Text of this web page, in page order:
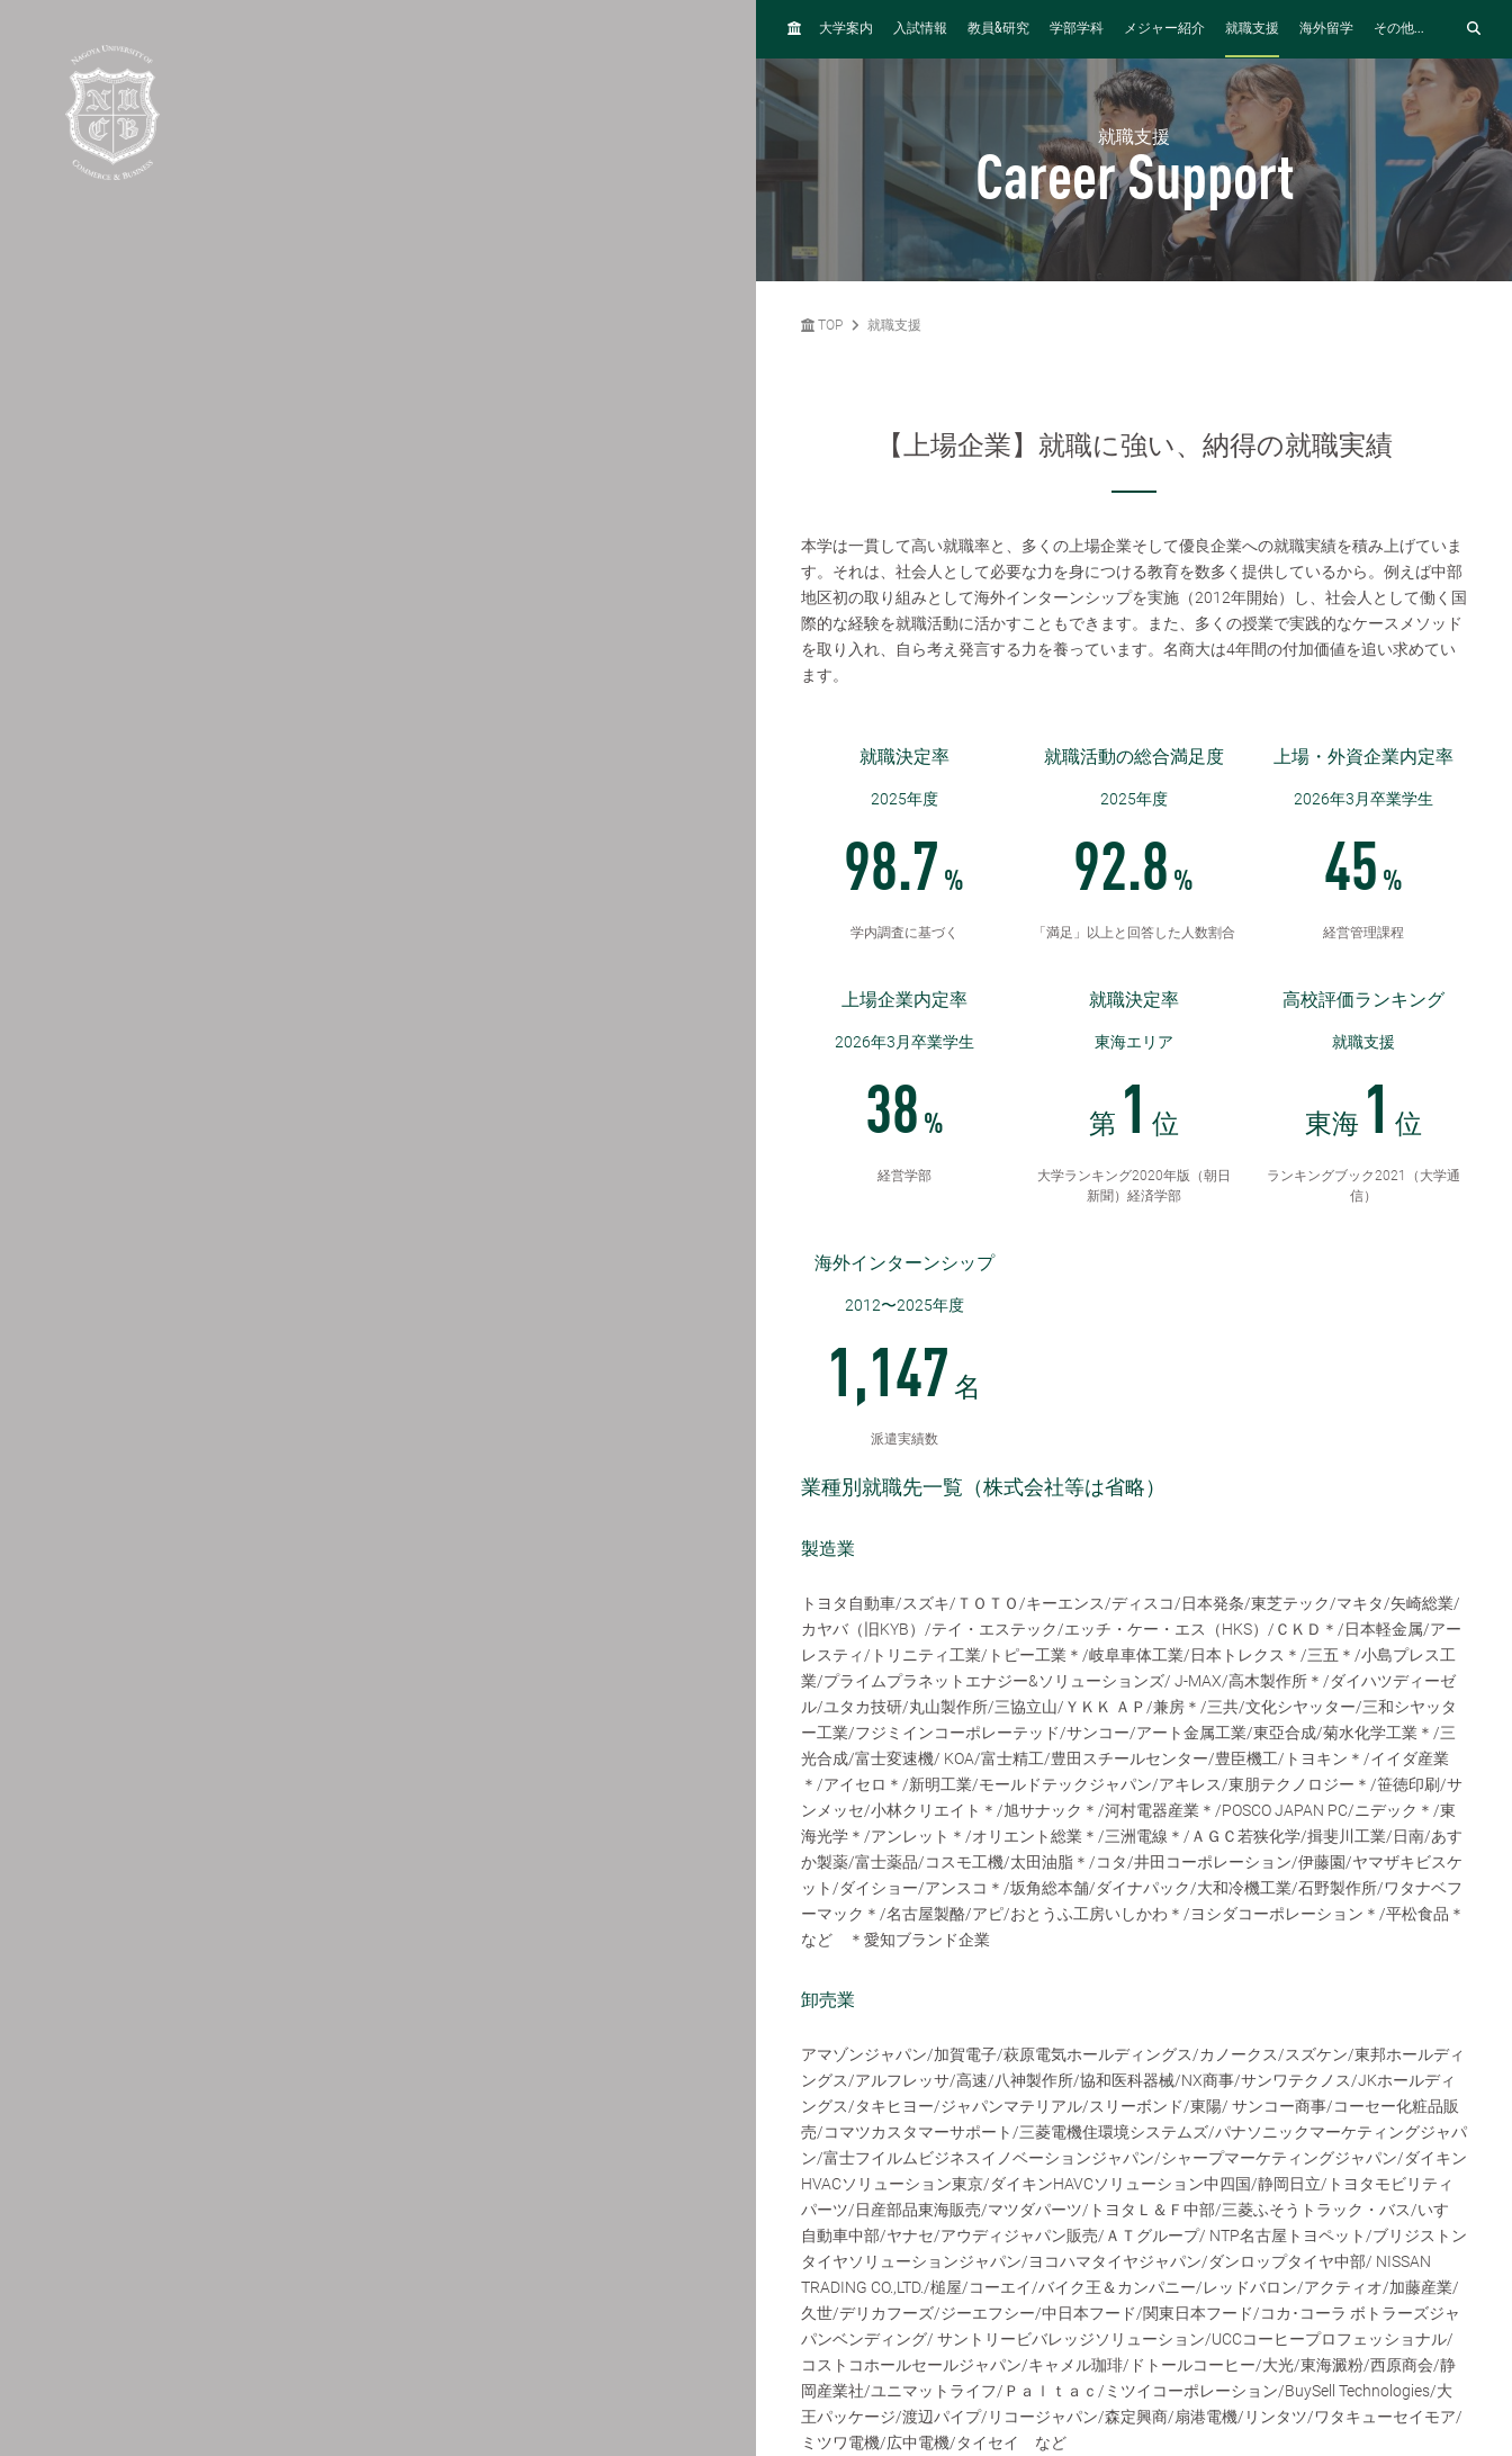
H
大学案内 入試情報 教員&研究 学部学科 メジャー紹介 就職支援 海外留学 その他...
就職支援
Career Support
TOP 就職支援
【上場企業】就職に強い、納得の就職実績
本学は一貫して高い就職率と、多くの上場企業そして優良企業への就職実績を積み上げていま
す。それは、社会人として必要な力を身につける教育を数多く提供しているから。例えば中部
地区初の取り組みとして海外インターンシップを実施（2012年開始）し、社会人として働く国
際的な経験を就職活動に活かすこともできます。また、多くの授業で実践的なケースメソッド
を取り入れ、自ら考え発言する力を養っています。名商大は4年間の付加価値を追い求めてい
ます。
就職決定率
2025年度
98.7 %
学内調査に基づく
就職活動の総合満足度
2025年度
92.8 %
「満足」以上と回答した人数割合
上場・外資企業内定率
2026年3月卒業学生
45 %
経営管理課程
上場企業内定率
2026年3月卒業学生
38 %
経営学部
就職決定率
東海エリア
第 1 位
大学ランキング2020年版（朝日
新聞）経済学部
高校評価ランキング
就職支援
東海 1 位
ランキングブック2021（大学通
信）
海外インターンシップ
2012〜2025年度
1,147 名
派遣実績数
業種別就職先一覧（株式会社等は省略）
製造業
トヨタ自動車/スズキ/ＴＯＴＯ/キーエンス/ディスコ/日本発条/東芝テック/マキタ/矢崎総業/
カヤバ（旧KYB）/テイ・エステック/エッチ・ケー・エス（HKS）/ＣＫＤ＊/日本軽金属/アー
レスティ/トリニティ工業/トピー工業＊/岐阜車体工業/日本トレクス＊/三五＊/小島プレス工
業/プライムプラネットエナジー&ソリューションズ/ J-MAX/高木製作所＊/ダイハツディーゼ
ル/ユタカ技研/丸山製作所/三協立山/ＹＫＫ ＡＰ/兼房＊/三共/文化シヤッター/三和シヤッタ
ー工業/フジミインコーポレーテッド/サンコー/アート金属工業/東亞合成/菊水化学工業＊/三
光合成/富士変速機/ KOA/富士精工/豊田スチールセンター/豊臣機工/トヨキン＊/イイダ産業
＊/アイセロ＊/新明工業/モールドテックジャパン/アキレス/東朋テクノロジー＊/笹徳印刷/サ
ンメッセ/小林クリエイト＊/旭サナック＊/河村電器産業＊/POSCO JAPAN PC/ニデック＊/東
海光学＊/アンレット＊/オリエント総業＊/三洲電線＊/ＡＧＣ若狭化学/揖斐川工業/日南/あす
か製薬/富士薬品/コスモ工機/太田油脂＊/コタ/井田コーポレーション/伊藤園/ヤマザキビスケ
ット/ダイショー/アンスコ＊/坂角総本舗/ダイナパック/大和冷機工業/石野製作所/ワタナベフ
ーマック＊/名古屋製酪/アピ/おとうふ工房いしかわ＊/ヨシダコーポレーション＊/平松食品＊
など ＊愛知ブランド企業
卸売業
アマゾンジャパン/加賀電子/萩原電気ホールディングス/カノークス/スズケン/東邦ホールディ
ングス/アルフレッサ/高速/八神製作所/協和医科器械/NX商事/サンワテクノス/JKホールディ
ングス/タキヒヨー/ジャパンマテリアル/スリーボンド/東陽/ サンコー商事/コーセー化粧品販
売/コマツカスタマーサポート/三菱電機住環境システムズ/パナソニックマーケティングジャパ
ン/富士フイルムビジネスイノベーションジャパン/シャープマーケティングジャパン/ダイキン
HVACソリューション東京/ダイキンHAVCソリューション中四国/静岡日立/トヨタモビリティ
パーツ/日産部品東海販売/マツダパーツ/トヨタＬ＆Ｆ中部/三菱ふそうトラック・バス/いすゞ
自動車中部/ヤナセ/アウディジャパン販売/ＡＴグループ/ NTP名古屋トヨペット/ブリジストン
タイヤソリューションジャパン/ヨコハマタイヤジャパン/ダンロップタイヤ中部/ NISSAN
TRADING CO.,LTD./槌屋/コーエイ/バイク王＆カンパニー/レッドバロン/アクティオ/加藤産業/
久世/デリカフーズ/ジーエフシー/中日本フード/関東日本フード/コカ･コーラ ボトラーズジャ
パンベンディング/ サントリービバレッジソリューション/UCCコーヒープロフェッショナル/
コストコホールセールジャパン/キャメル珈琲/ドトールコーヒー/大光/東海澱粉/西原商会/静
岡産業社/ユニマットライフ/Ｐａｌｔａｃ/ミツイコーポレーション/BuySell Technologies/大
王パッケージ/渡辺パイプ/リコージャパン/森定興商/扇港電機/リンタツ/ワタキューセイモア/
ミツワ電機/広中電機/タイセイ など